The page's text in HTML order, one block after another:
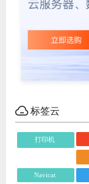
标签云
打印机
Navicat